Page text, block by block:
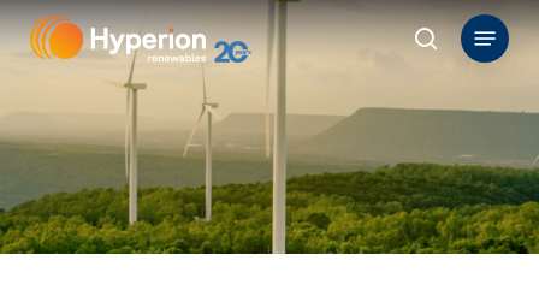
Skip
to
search
Menu